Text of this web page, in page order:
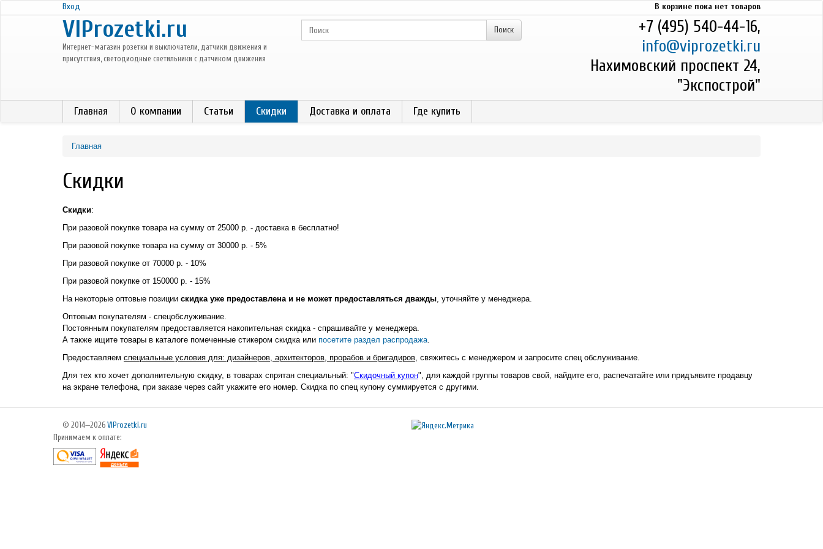
Перейти к основному содержанию
Вход В корзине пока нет товаров
VIProzetki.ru
Интернет-магазин розетки и выключатели, датчики движения и
присутствия, светодиодные светильники с датчиком движения
+7 (495) 540-44-16,
info@viprozetki.ru
Нахимовский проспект 24,
"Экспострой"
Главная О компании Статьи Скидки Доставка и оплата Где купить
Главная
Скидки
Скидки:
При разовой покупке товара на сумму от 25000 р. - доставка в бесплатно!
При разовой покупке товара на сумму от 30000 р. - 5%
При разовой покупке от 70000 р. - 10%
При разовой покупке от 150000 р. - 15%
На некоторые оптовые позиции скидка уже предоставлена и не может предоставляться дважды , уточняйте у менеджера.
Оптовым покупателям - спецобслуживание.
Постоянным покупателям предоставляется накопительная скидка - спрашивайте у менеджера.
А также ищите товары в каталоге помеченные стикером скидка или посетите раздел распродажа
Предоставляем специальные условия для: дизайнеров, архитекторов, прорабов и бригадиров , свяжитесь с менеджером и запросите спец обслуживание.
Для тех кто хочет дополнительную скидку, в товарах спрятан специальный: "Скидочный купон", для каждой группы товаров свой, найдите его, распечатайте или придъявите продавцу
на экране телефона, при заказе через сайт укажите его номер. Скидка по спец купону суммируется с другими.
© 2014—2026 VIProzetki.ru
Принимаем к оплате: